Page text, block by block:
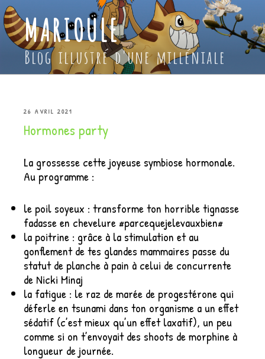
Aller
au
contenu
principal
MARIOULE
Blog illustré d'une milléniale
PUBLIÉ
LE
26 AVRIL 2021
Hormones party
La grossesse cette joyeuse symbiose hormonale.
Au programme :
le poil soyeux : transforme ton horrible tignasse
fadasse en chevelure #parcequejelevauxbien#
la poitrine : grâce à la stimulation et au
gonflement de tes glandes mammaires passe du
statut de planche à pain à celui de concurrente
de Nicki Minaj
la fatigue : le raz de marée de progestérone qui
déferle en tsunami dans ton organisme a un effet
sédatif (c’est mieux qu’un effet laxatif), un peu
comme si on t’envoyait des shoots de morphine à
longueur de journée.